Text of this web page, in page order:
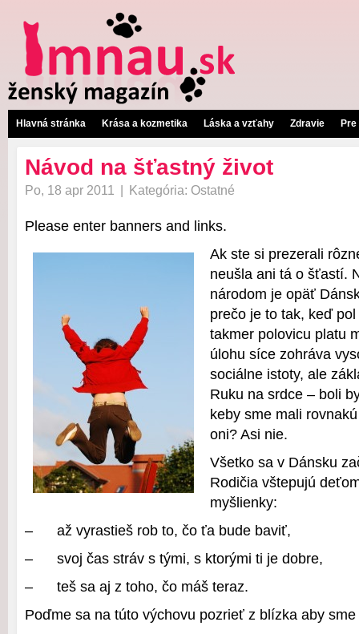
Hlavná stránka Krása a kozmetika Láska a vzťahy Zdravie
Návod na šťastný život
Po, 18 apr 2011 Kategória: Ostatné
Please enter banners and links.
Ak ste si prezerali
neušla ani tá o šťastí.
národom je opäť
prečo je to tak, keď
takmer polovicu platu
úlohu síce zohráva
sociálne istoty, ale
Ruku na srdce – boli
keby sme mali
oni? Asi nie.
Všetko sa v Dánsku
Rodičia vštepujú
myšlienky:
– až vyrastieš rob to, čo ťa bude baviť,
– svoj čas stráv s tými, s ktorými ti je dobre,
– teš sa aj z toho, čo máš teraz.
Poďme sa na túto výchovu pozrieť z blízka aby